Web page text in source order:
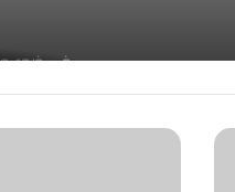
في ضوء
وزيرة
مؤتمر